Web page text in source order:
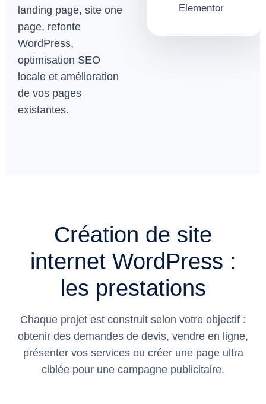
landing page, site one
page, refonte
WordPress,
optimisation SEO
locale et amélioration
de vos pages
existantes.
Elementor
Création de site
internet WordPress :
les prestations
Chaque projet est construit selon votre objectif :
obtenir des demandes de devis, vendre en ligne,
présenter vos services ou créer une page ultra
ciblée pour une campagne publicitaire.